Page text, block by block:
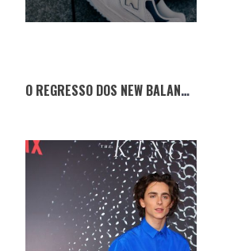
O REGRESSO DOS NEW BALANCE 550